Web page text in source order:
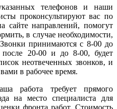
телефонов и наши
проконсультируют вас по
сайте направлений, помогут
в случае необходимости,
принимаются с 8-00 до
20-00 и до 8-00, будет
неотвеченных звонков, и
в рабочее время.
работа требует прямого
на место специалиста для
фронта работ. Стоимость